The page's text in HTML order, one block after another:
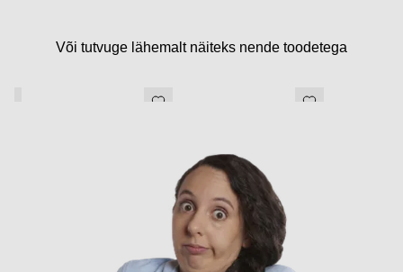
Või tutvuge lähemalt näiteks nende toodetega